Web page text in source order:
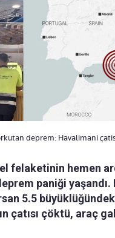
deprem: Havalimani
felaketinin hemen
paniği
5.5
çatısı çöktü, araç